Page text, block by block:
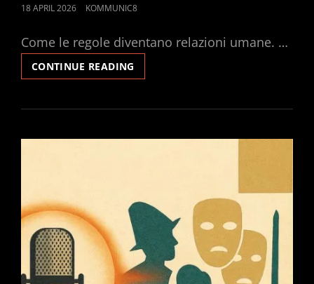
POSTED
18 APRIL 2026 KOMMUNIC8
Come le regole diventano relazioni umane. …
CONTINUE READING
CI